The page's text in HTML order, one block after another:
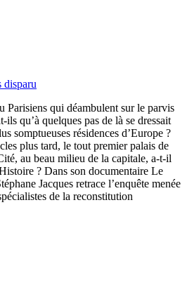
disparu
Parisiens qui déambulent sur le parvis
qu’à quelques pas de là se dressait
somptueuses résidences d’Europe ?
plus tard, le tout premier palais de
au beau milieu de la capitale, a-t-il
? Dans son documentaire Le
Jacques retrace l’enquête menée
de la reconstitution